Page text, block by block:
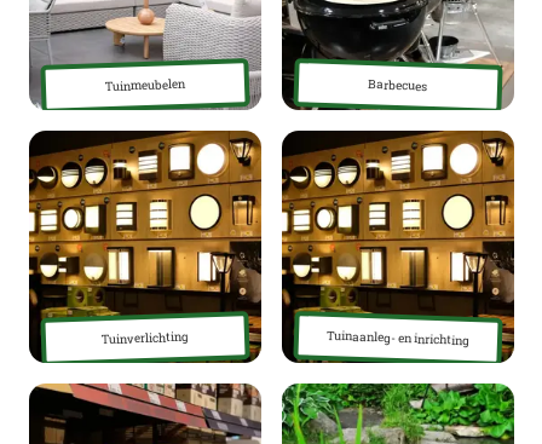
Tuinmeubelen Barbecues
Tuinverlichting Tuinaanleg- en inrichting